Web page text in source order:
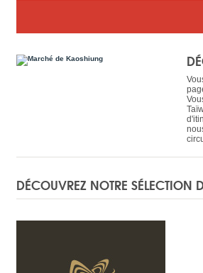
DÉCOUVREZ NOTRE SÉLECTION